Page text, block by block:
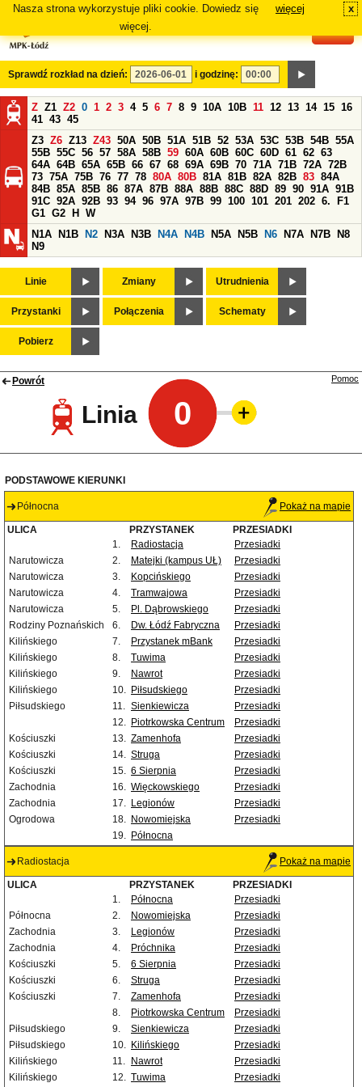
Nasza strona wykorzystuje pliki cookie. Dowiedz się
więcej.
więcej x
Sprawdź rozkład na dzień: i godzinę:
Z Z1 Z2 0 1 2 3 4 5 6 7 8 9 10A 10B 11 12 13 14 15 16
41 43 45
Z3 Z6 Z13 Z43 50A 50B 51A 51B 52 53A 53C 53B 54B 55A
55B 55C 56 57 58A 58B 59 60A 60B 60C 60D 61 62 63
64A 64B 65A 65B 66 67 68 69A 69B 70 71A 71B 72A 72B
73 75A 75B 76 77 78 80A 80B 81A 81B 82A 82B 83 84A
84B 85A 85B 86 87A 87B 88A 88B 88C 88D 89 90 91A 91B
91C 92A 92B 93 94 96 97A 97B 99 100 101 201 202 6.
F1
G1 G2 H
W
N1A
N1B N2 N3A N3B N4A N4B N5A N5B N6 N7A N7B
N8
N9
Linie Zmiany Utrudnienia
Przystanki Połączenia Schematy
Pobierz
Powrót
Linia 0
Pomoc
PODSTAWOWE KIERUNKI
Północna Pokaż na mapie
ULICA PRZYSTANEK
PRZESIADKI
1.
Radiostacja
Przesiadki
Narutowicza
2. Matejki (kampus UŁ)
Przesiadki
Narutowicza
3. Kopcińskiego
Przesiadki
Narutowicza
4. Tramwajowa
Przesiadki
Narutowicza
5. Pl. Dąbrowskiego
Przesiadki
Rodziny Poznańskich
6. Dw. Łódź Fabryczna
Przesiadki
Kilińskiego
7. Przystanek mBank
Przesiadki
Kilińskiego
8. Tuwima
Przesiadki
Kilińskiego
9. Nawrot
Przesiadki
Kilińskiego
10. Piłsudskiego
Przesiadki
Piłsudskiego
11. Sienkiewicza
Przesiadki
12. Piotrkowska Centrum
Przesiadki
Kościuszki
13. Zamenhofa
Przesiadki
Kościuszki
14. Struga
Przesiadki
Kościuszki
15. 6 Sierpnia
Przesiadki
Zachodnia
16. Więckowskiego
Przesiadki
Zachodnia
17. Legionów
Przesiadki
Ogrodowa
18. Nowomiejska
Przesiadki
19. Północna
Radiostacja Pokaż na mapie
ULICA PRZYSTANEK
PRZESIADKI
1.
Północna
Przesiadki
Północna
2. Nowomiejska
Przesiadki
Zachodnia
3. Legionów
Przesiadki
Zachodnia
4. Próchnika
Przesiadki
Kościuszki
5. 6 Sierpnia
Przesiadki
Kościuszki
6. Struga
Przesiadki
Kościuszki
7. Zamenhofa
Przesiadki
8.
Piotrkowska Centrum
Przesiadki
Piłsudskiego
9. Sienkiewicza
Przesiadki
Piłsudskiego
10. Kilińskiego
Przesiadki
Kilińskiego
11. Nawrot
Przesiadki
Kilińskiego
12. Tuwima Przesiadki